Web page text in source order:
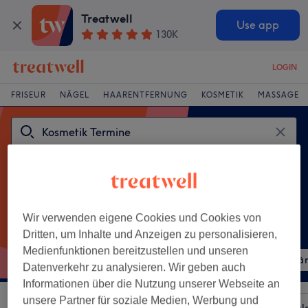
Treatwell
130K
Use app
LOGIN
FRISEUR NÄGEL HAARENTFERNUNG KOSMETIK MASSAGE
Beliebte Behandlungen
Wimpernverlängerung
Augenbrauen & Wimpern
Wir verwenden eigene Cookies und Cookies von
Dritten, um Inhalte und Anzeigen zu personalisieren,
Medienfunktionen bereitzustellen und unseren
Datenverkehr zu analysieren. Wir geben auch
Informationen über die Nutzung unserer Webseite an
unsere Partner für soziale Medien, Werbung und